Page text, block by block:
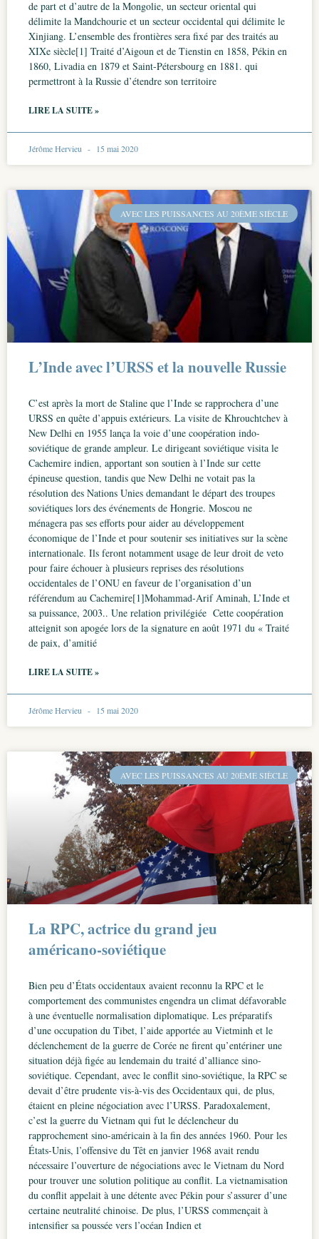
de part et d’autre de la Mongolie, un secteur oriental qui
délimite la Mandchourie et un secteur occidental qui délimite le
Xinjiang. L’ensemble des frontières sera fixé par des traités au
XIXe siècle[1] Traité d’Aigoun et de Tienstin en 1858, Pékin en
1860, Livadia en 1879 et Saint-Pétersbourg en 1881. qui
permettront à la Russie d’étendre son territoire
LIRE LA SUITE »
Jérôme Hervieu 15 mai 2020
AVEC LES PUISSANCES AU 20ÈME SIÈCLE
L’Inde avec l’URSS et la nouvelle Russie
C’est après la mort de Staline que l’Inde se rapprochera d’une
URSS en quête d’appuis extérieurs. La visite de Khrouchtchev à
New Delhi en 1955 lança la voie d’une coopération indo-
soviétique de grande ampleur. Le dirigeant soviétique visita le
Cachemire indien, apportant son soutien à l’Inde sur cette
épineuse question, tandis que New Delhi ne votait pas la
résolution des Nations Unies demandant le départ des troupes
soviétiques lors des événements de Hongrie. Moscou ne
ménagera pas ses efforts pour aider au développement
économique de l’Inde et pour soutenir ses initiatives sur la scène
internationale. Ils feront notamment usage de leur droit de veto
pour faire échouer à plusieurs reprises des résolutions
occidentales de l’ONU en faveur de l’organisation d’un
référendum au Cachemire[1]Mohammad-Arif Aminah, L’Inde et
sa puissance, 2003.. Une relation privilégiée Cette coopération
atteignit son apogée lors de la signature en août 1971 du « Traité
de paix, d’amitié
LIRE LA SUITE »
Jérôme Hervieu 15 mai 2020
AVEC LES PUISSANCES AU 20ÈME SIÈCLE
La RPC, actrice du grand jeu
américano-soviétique
Bien peu d’États occidentaux avaient reconnu la RPC et le
comportement des communistes engendra un climat défavorable
à une éventuelle normalisation diplomatique. Les préparatifs
d’une occupation du Tibet, l’aide apportée au Vietminh et le
déclenchement de la guerre de Corée ne firent qu’entériner une
situation déjà figée au lendemain du traité d’alliance sino-
soviétique. Cependant, avec le conflit sino-soviétique, la RPC se
devait d’être prudente vis-à-vis des Occidentaux qui, de plus,
étaient en pleine négociation avec l’URSS. Paradoxalement,
c’est la guerre du Vietnam qui fut le déclencheur du
rapprochement sino-américain à la fin des années 1960. Pour les
États-Unis, l’offensive du Têt en janvier 1968 avait rendu
nécessaire l’ouverture de négociations avec le Vietnam du Nord
pour trouver une solution politique au conflit. La vietnamisation
du conflit appelait à une détente avec Pékin pour s’assurer d’une
certaine neutralité chinoise. De plus, l’URSS commençait à
intensifier sa poussée vers l’océan Indien et